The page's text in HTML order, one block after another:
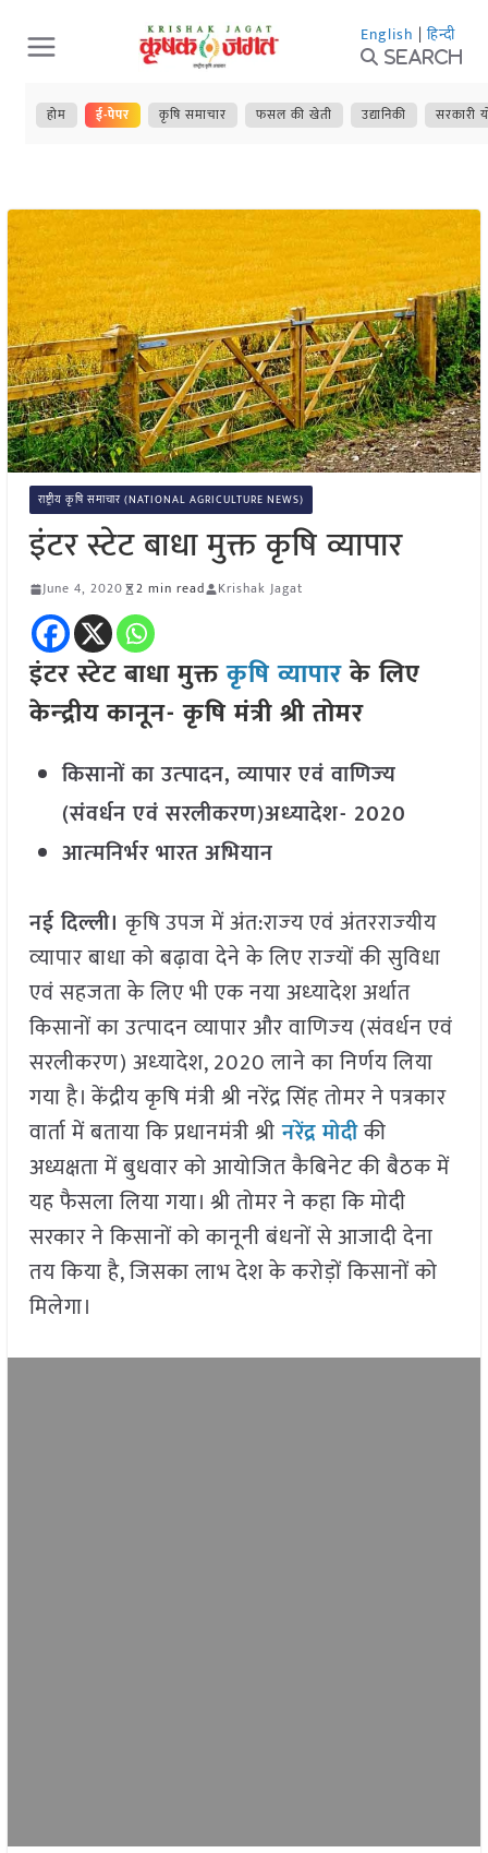
Skip
to
content
English | हिन्दी
Search
होम ई-पेपर कृषि समाचार फसल की खेती उद्यानिकी सरकारी
राष्ट्रीय कृषि समाचार (NATIONAL AGRICULTURE NEWS)
इंटर स्टेट बाधा मुक्त कृषि व्यापार
June 4, 2020 2 min read Krishak Jagat
इंटर स्टेट बाधा मुक्तकृषि व्यापारके लिए
केन्‍द्रीय कानून- कृषि मंत्री श्री तोमर
किसानों का उत्‍पादन, व्‍यापार एवं वाणिज्‍य
(संवर्धन एवं सरलीकरण)अध्‍यादेश- 2020
आत्‍मनिर्भर भारत अभियान
नई दिल्ली। कृषि उपज में अंत:राज्‍य एवं अंतरराज्‍यीय
व्‍यापार बाधा को बढ़ावा देने के लिए राज्‍यों की सुविधा
एवं सहजता के लिए भी एक नया अध्‍यादेश अर्थात
किसानों का उत्‍पादन व्‍यापार और वाणिज्‍य (संवर्धन एवं
सरलीकरण) अध्‍यादेश, 2020 लाने का निर्णय लिया
गया है। केंद्रीय कृषि मंत्री श्री नरेंद्र सिंह तोमर ने पत्रकार
वार्ता में बताया कि प्रधानमंत्री श्रीनरेंद्र मोदीकी
अध्यक्षता में बुधवार को आयोजित कैबिनेट की बैठक में
यह फैसला लिया गया। श्री तोमर ने कहा कि मोदी
सरकार ने किसानों को कानूनी बंधनों से आजादी देना
तय किया है, जिसका लाभ देश के करोड़ों किसानों को
मिलेगा।